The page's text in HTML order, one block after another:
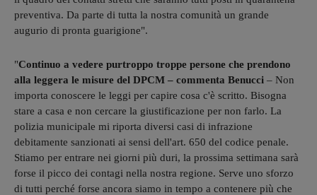
preventiva. Da parte di tutta la nostra comunità un grande
augurio di pronta guarigione".
"Continuo a vedere purtroppo troppe persone che prendono
alla leggera le misure del DPCM – commenta Benucci – Non
importa conoscere le leggi per capire cosa c'è scritto. Bisogna
stare a casa e non cercare la giustificazione per non farlo. La
polizia municipale mi riporta diversi casi di infrazione
debitamente sanzionati ai sensi dell'art. 650 del codice penale.
Stiamo per entrare nei giorni più duri, la prossima settimana sarà
forse il picco dei contagi nella nostra regione. Serve uno sforzo
di tutti perché forse ancora siamo in tempo a contenere più che